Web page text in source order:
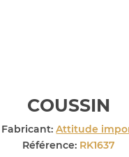
COUSSIN
Fabricant: Attitude
Référence: RK1637